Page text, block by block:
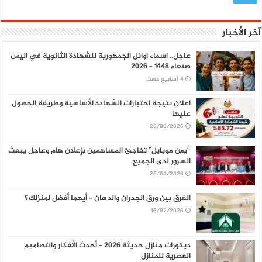
آخر الأخبار
عاجل.. اسماء اوائل الجمهورية للشهادة الثانوية في اليمن
صنعاء 1448 – 2026
اعلان نتيجة اختبارات الشهادة الأساسية وطريقة الحصول
عليها
20/06/2026
“يمن موبايل” تفاجئ المساهمين بإعلان هام وعاجل يبعث
السرور لدى الجميع
25/04/2026
الفرق بين ورق الجدران والدهان – أيهما أفضل لمنزلك؟
16/02/2026
ديكورات منازل حديثة 2026 – أحدث الأفكار والتصاميم
العصرية للمنازل